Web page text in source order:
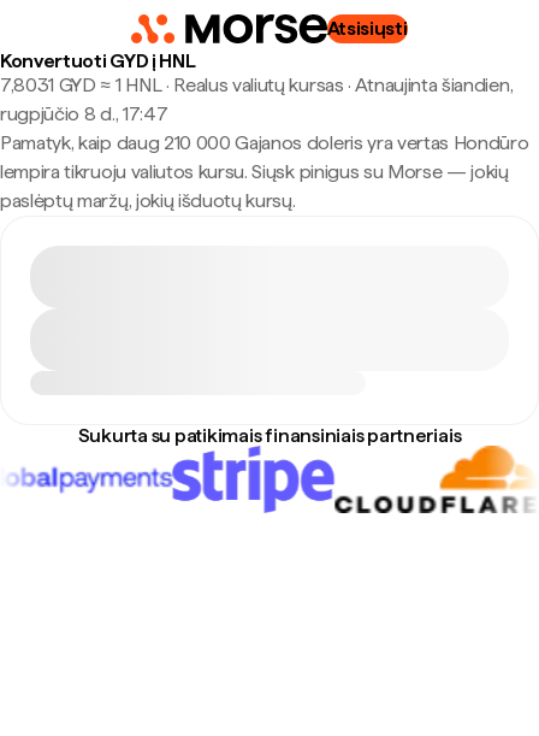
Atsisiųsti
Konvertuoti GYD į HNL
7,8031 GYD ≈ 1 HNL · Realus valiutų kursas · Atnaujinta šiandien,
rugpjūčio 8 d., 17:47
Pamatyk, kaip daug 210 000 Gajanos doleris yra vertas Hondūro
lempira tikruoju valiutos kursu. Siųsk pinigus su Morse — jokių
paslėptų maržų, jokių išduotų kursų.
Sukurta su patikimais finansiniais partneriais